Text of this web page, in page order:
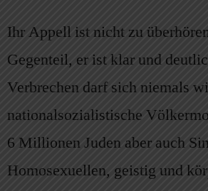
Ihr Appell ist nicht zu
Gegenteil, er ist klar und
Verbrechen darf sich niemals
nationalsozialistische
6 Millionen Juden aber auch
Homosexuellen, geistig und